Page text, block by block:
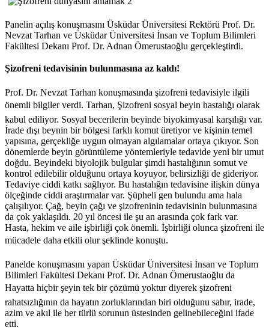
Panelin açılış konuşmasını Üsküdar Üniversitesi Rektörü Prof. Dr.
Nevzat Tarhan ve Üsküdar Üniversitesi İnsan ve Toplum Bilimleri
Fakültesi Dekanı Prof. Dr. Adnan Ömerustaoğlu gerçekleştirdi.
Şizofreni tedavisinin bulunmasına az kaldı!
Prof. Dr. Nevzat Tarhan konuşmasında şizofreni tedavisiyle ilgili
önemli bilgiler verdi. Tarhan, Şizofreni sosyal beyin hastalığı olarak
kabul ediliyor. Sosyal becerilerin beyinde biyokimyasal karşılığı var.
İrade dışı beynin bir bölgesi farklı komut üretiyor ve kişinin temel
yapısına, gerçekliğe uygun olmayan algılamalar ortaya çıkıyor. Son
dönemlerde beyin görüntüleme yöntemleriyle tedavide yeni bir umut
doğdu. Beyindeki biyolojik bulgular şimdi hastalığının somut ve
kontrol edilebilir olduğunu ortaya koyuyor, belirsizliği de gideriyor.
Tedaviye ciddi katkı sağlıyor. Bu hastalığın tedavisine ilişkin dünya
ölçeğinde ciddi araştırmalar var. Şüpheli gen bulundu ama hala
çalışılıyor. Çağ, beyin çağı ve şizofreninin tedavisinin bulunmasına
da çok yaklaşıldı. 20 yıl öncesi ile şu an arasında çok fark var.
Hasta, hekim ve aile işbirliği çok önemli. İşbirliği olunca şizofreni ile
mücadele daha etkili olur şeklinde konuştu.
Panelde konuşmasını yapan Üsküdar Üniversitesi İnsan ve Toplum
Bilimleri Fakültesi Dekanı Prof. Dr. Adnan Ömerustaoğlu da
Hayatta hiçbir şeyin tek bir çözümü yoktur diyerek şizofreni
rahatsızlığının da hayatın zorluklarından biri olduğunu sabır, irade,
azim ve akıl ile her türlü sorunun üstesinden gelinebileceğini ifade
etti.